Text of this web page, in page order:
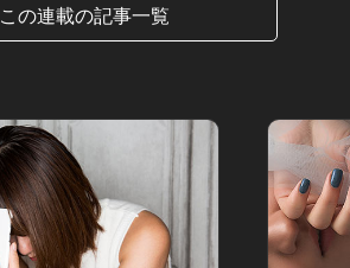
この連載の記事一覧